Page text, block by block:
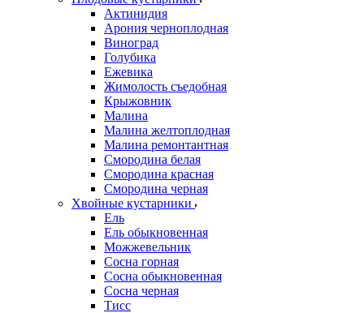
Актинидия
Арония черноплодная
Виноград
Голубика
Ежевика
Жимолость съедобная
Крыжовник
Малина
Малина желтоплодная
Малина ремонтантная
Смородина белая
Смородина красная
Смородина черная
Хвойные кустарники
Ель
Ель обыкновенная
Можжевельник
Сосна горная
Сосна обыкновенная
Сосна черная
Тисс